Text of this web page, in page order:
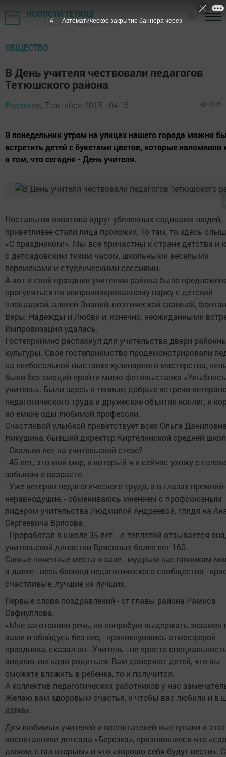
НОВОСТИ ТЕТЮШ
Газета "Авангард" - Тетюшский район
ОБЩЕСТВО
В День учителя чествовали педагогов
Тетюшского района
Редактор, 7 октября 2015 - 04:16 1346
В понедельник утром на улицах нашего города можно
встретить детей с букетами цветов, которые напомнили
о том, что сегодня - День учителя.
Ностальгия охватила вдруг убеленных сединами людей,
приветливее стали лица прохожих. То там, то здесь
«С праздником!». Мы все причастны к стране детства и
с детсадовским тихим часом, школьными веселыми
переменами и студенческими сессиями.
А вот в свой праздник учителям района было
прогуляться по импровизированному парку с детской
площадкой, аллеей Знаний, поэтической скамьей,
Веры, Надежды и Любви и, конечно, неожиданными
Импровизация удалась.
Гостеприимно распахнул для учительства двери
культуры. Свое гостеприимство продемонстрировали
на хлебосольной выставке кулинарного мастерства,
было без эмоций пройти мимо фотовыставки
учитель». Были здесь и теплые, добрые встречи
педагогического труда и дружеские объятия коллег, и
но емкие оды любимой профессии.
Счастливой улыбкой приветствует всех Ольга
Никушина, бывший директор Киртелинской средней
- Сколько лет на учительской стезе?
- 45 лет, это мой мир, в который я и сейчас ухожу с
забывая о возрасте.
- Уже ветеран педагогического труда, а в глазах прежний
неравнодушие, - обмениваюсь мнением с профсоюзным
лидером учительства Людмилой Андреевой, глядя на
Сергеевича Врясова.
- Проработал в школе 35 лет, - с теплотой отзывается
учительской династии Врясовых более лет 160.
Самые почетные места в зале - мудрым наставникам
а далее - весь бомонд педагогического сообщества -
счастливые, лучшие из лучших.
Первые слова поздравлений - от главы района Рамиса
Сафиуллова.
«Мне заготовили речь, но попробую выдержать экзамен
вами и обойдусь без нее, - проникнувшись атмосферой
праздника, сказал он. -Учитель - не просто
видимо, им надо родиться. Вам доверяют детей, что вы
сможете вложить в ребенка, то и получится.
А коллектив педагогических работников у нас
Желаю вам здоровым счастья, и чтобы вас любили и в
дома».
Для любимых учителей и воспитателей выступали в
воспитанники детсада «Березка», признавшиеся что
домом, стал вторым» и что «хорошо себя будут вести». С
3 Автоматическое закрытие баннера через